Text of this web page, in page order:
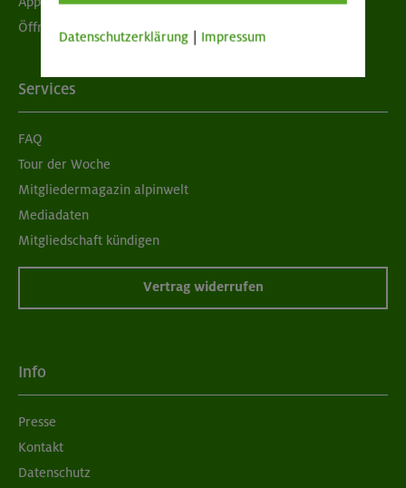
Öffnungszeiten
Services
FAQ
Tour der Woche
Mitgliedermagazin alpinwelt
Mediadaten
Mitgliedschaft kündigen
Vertrag widerrufen
Info
Presse
Kontakt
Datenschutz
Datenschutzerklärung Impressum